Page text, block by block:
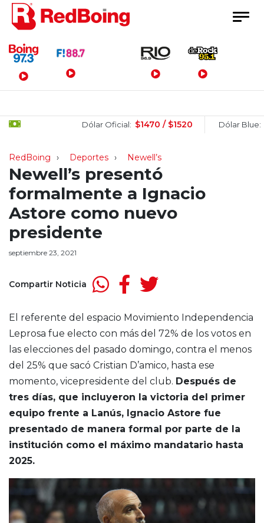
Menú Principal
Dólar Oficial: $1470 / $1520 Dólar Blue:
RedBoing Deportes Newell’s
Newell’s presentó
formalmente a Ignacio
Astore como nuevo
presidente
septiembre 23, 2021
Compartir Noticia
El referente del espacio Movimiento Independencia
Leprosa fue electo con más del 72% de los votos en
las elecciones del pasado domingo, contra el menos
del 25% que sacó Cristian D’amico, hasta ese
momento, vicepresidente del club. Después de
tres días, que incluyeron la victoria del primer
equipo frente a Lanús, Ignacio Astore fue
presentado de manera formal por parte de la
institución como el máximo mandatario hasta
2025.